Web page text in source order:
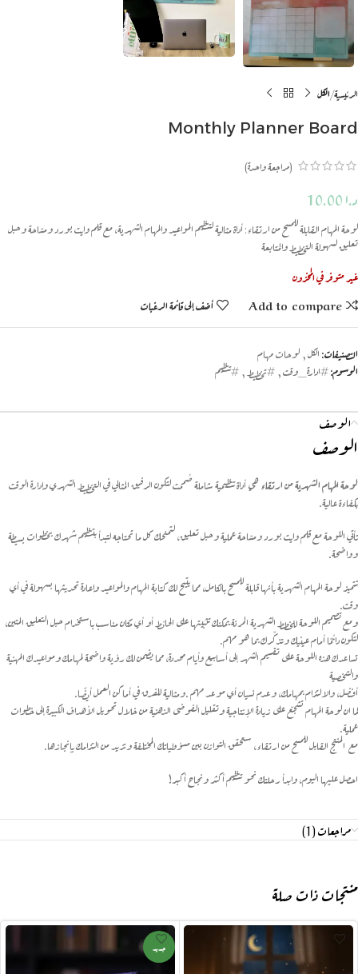
الرئيسية الكل
Monthly Planner Board
(مراجعة واحدة)
د.ا
لوحة المهام القابلة للمسح من ارتقاء: أداة مثالية لتنظيم المواعيد والمهام الشهرية، مع قلم وايت بورد ومسّاحة وحبل
تعليق لسهولة التخطيط والمتابعة
غير متوفر في المخزون
Add to compare
أضف إلى قائمة الرغبات
التصنيفات: الكل لوحات مهام
الوسوم:#ادارة_وقت #تخطيط #تنظيم
الوصف
الوصف
لوحة المهام الشهرية من ارتقاء هي أداة تنظيمية شاملة صُممت لتكون الرفيق المثالي في التخطيط الشهري وإدارة الوقت
بكفاءة عالية.
تأتي اللوحة مع قلم وايت بورد ومسّاحة عملية وحبل تعليق، لتمنحك كل ما تحتاجه لتبدأ بتنظيم شهرك بخطوات بسيطة
وواضحة.
تتميز لوحة المهام الشهرية بأنها قابلة للمسح بالكامل، مما يتيح لك كتابة المهام والمواعيد وإعادة تحديثها بسهولة في أي
وقت.
ومع تصميم اللوحة للخطط الشهرية المرنة يمكنك تثبيتها على الحائط أو أي مكان مناسب باستخدام حبل التعليق المتين،
لتكون دائمًا أمام عينيك وتذكّرك بما هو مهم.
تساعدك هذه اللوحة على تقسيم الشهر إلى أسابيع وأيام محددة، مما يضمن لك رؤية واضحة لمهامك ومواعيدك المهنية
والشخصية
أفضل، والالتزام بمهامك، وعدم نسيان أي موعد مهم .ومثالية للفرق في أماكن العمل أيضًا.
كما ان لوحة المهام تشجّع على زيادة الإنتاجية وتقليل الفوضى الذهنية من خلال تحويل الأهداف الكبيرة إلى خطوات
عملية.
مع المنتج القابل للمسح من ارتقاء، ستحقق التوازن بين مسؤولياتك المختلفة وتزيد من التزامك بإنجازها.
احصل عليها اليوم، وابدأ رحلتك نحو تنظيم أكثر ونجاح أكبر!
مراجعات (1)
منتجات ذات صلة
جديد